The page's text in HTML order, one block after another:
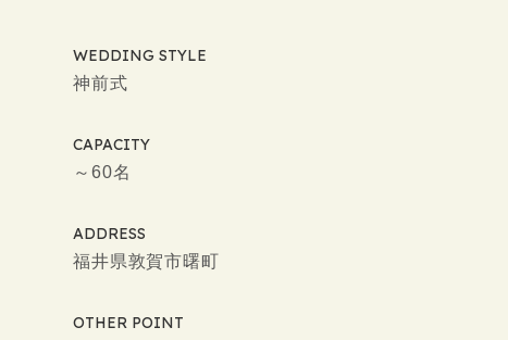
WEDDING STYLE
神前式
CAPACITY
～60名
ADDRESS
福井県敦賀市曙町
OTHER POINT